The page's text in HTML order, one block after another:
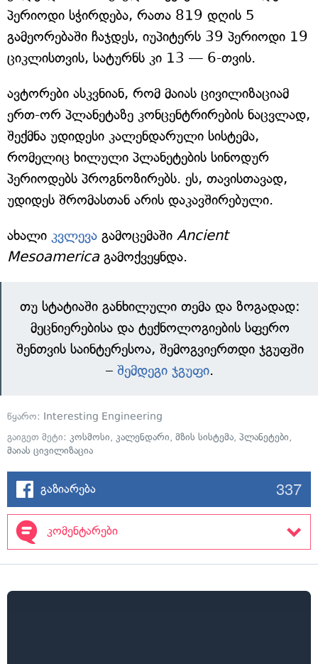
პერიოდი სჭირდება, რათა 819 დღის 5
გამეორებაში ჩაჯდეს, იუპიტერს 39 პერიოდი 19
ციკლისთვის, სატურნს კი 13 — 6-თვის.
ავტორები ასკვნიან, რომ მაიას ცივილიზაციამ
ერთ-ორ პლანეტაზე კონცენტრირების ნაცვლად,
შექმნა უდიდესი კალენდარული სისტემა,
რომელიც ხილული პლანეტების სინოდურ
პერიოდებს პროგნოზირებს. ეს, თავისთავად,
უდიდეს შრომასთან არის დაკავშირებული.
ახალი კვლევა გამოცემაში Ancient
Mesoamerica გამოქვეყნდა.
თუ სტატიაში განხილული თემა და ზოგადად:
მეცნიერებისა და ტექნოლოგიების სფერო
შენთვის საინტერესოა, შემოგვიერთდი ჯგუფში
– შემდეგი ჯგუფი.
წყარო: Interesting Engineering
გაიგეთ მეტი: კოსმოსი, კალენდარი, მზის სისტემა, პლანეტები,
მაიას ცივილიზაცია
გაზიარება 337
კომენტარები